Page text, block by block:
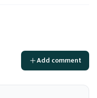
Add comment